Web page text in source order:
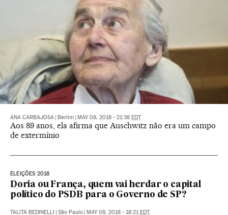
ANA CARBAJOSA Berlim MAY 08, 2018 - 21:38 EDT
Aos 89 anos, ela afirma que Auschwitz não era um campo
de extermínio
ELEIÇÕES 2018
Doria ou França, quem vai herdar o capital
político do PSDB para o Governo de SP?
TALITA BEDINELLI São Paulo MAY 08, 2018 - 18:21 EDT